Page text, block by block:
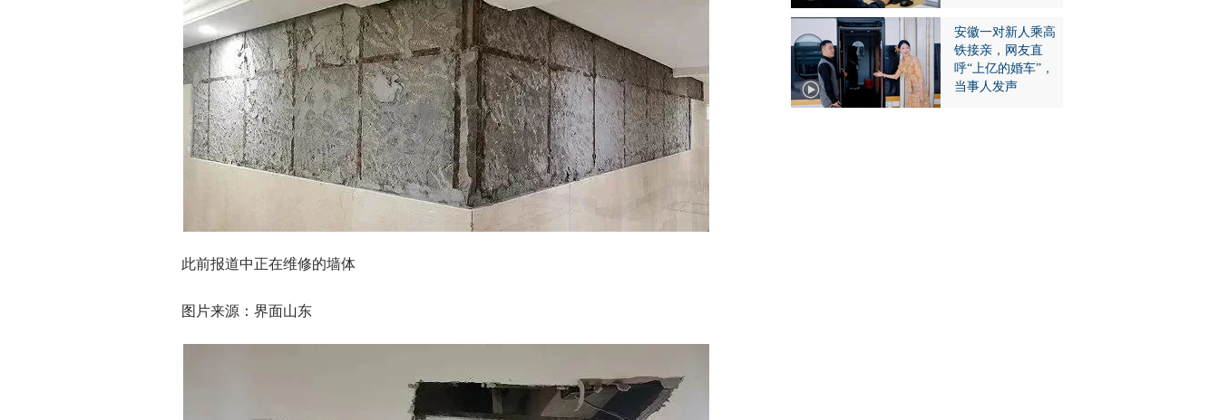
此前报道中正在维修的墙体
图片来源：界面山东
安徽一对新人乘高
铁接亲，网友直
呼“上亿的婚车”，
当事人发声